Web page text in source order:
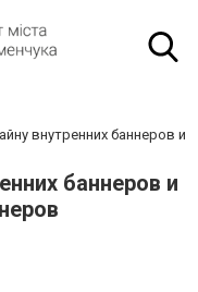
внутренних баннеров и
баннеров и